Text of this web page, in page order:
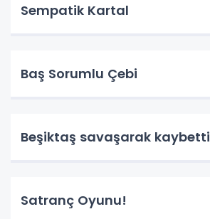
Sempatik Kartal
Baş Sorumlu Çebi
Beşiktaş savaşarak kaybetti
Satranç Oyunu!